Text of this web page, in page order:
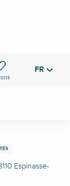
les favoris FR
Espinasse-